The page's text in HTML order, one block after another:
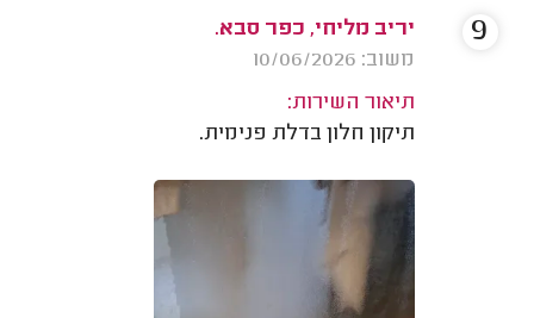
יריב מליחי, כפר סבא.
משוב: 10/06/2026
תיאור השירות:
תיקון חלון בדלת פנימית.
9